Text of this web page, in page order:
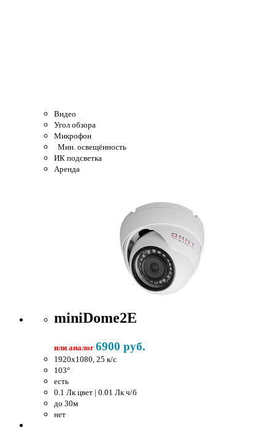
Видео
Угол обзора
Микрофон
Мин. освещённость
ИК подсветка
Аренда
miniDome2E
или аналог 6900 руб.
1920x1080, 25 к/c
103°
есть
0.1 Лк цвет | 0.01 Лк ч/б
до 30м
нет